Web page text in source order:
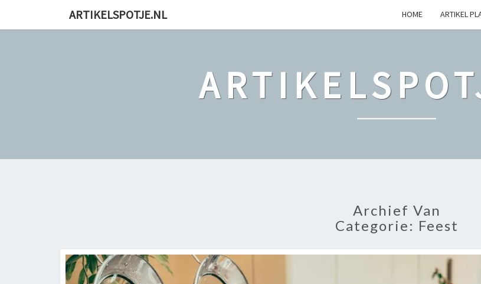
ARTIKELSPOTJE.NL HOME ARTIKEL
Archief Van
Categorie: Feest